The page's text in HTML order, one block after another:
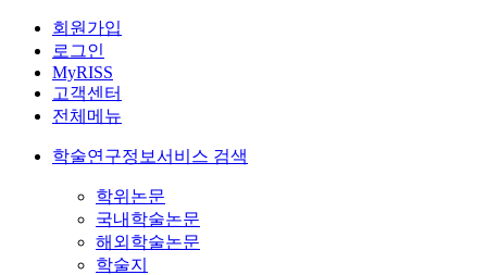
회원가입
로그인
MyRISS
고객센터
전체메뉴
학술연구정보서비스 검색
학위논문
국내학술논문
해외학술논문
학술지